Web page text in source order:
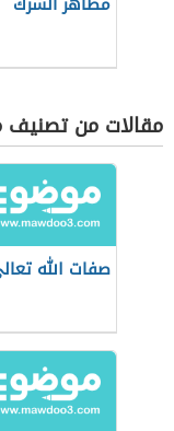
مقالات من تصنيف
صفات الله